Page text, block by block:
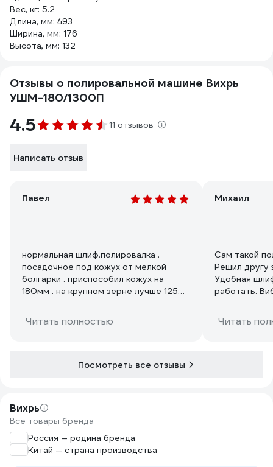
Вес, кг: 5.2
Длина, мм: 493
Ширина, мм: 176
Высота, мм: 132
Отзывы о полировальной машине Вихрь
УШМ-180/1300П
4.5 11 отзывов
Написать отзыв
Павел
нормальная шлиф.полировалка .
посадочное под кожух от мелкой
болгарки . приспособил кожух на
180мм . на крупном зерне лучше 125мм
не проседали . пойдёт и стены
шлифовать и керамику черпашкой .
Читать полностью
Михаил
Сам такой
Решил другу
Удобная
работать.
и шлифовки
оборотам
Читать
Посмотреть все отзывы
Вихрь
Все товары бренда
Россия — родина бренда
Китай — страна производства